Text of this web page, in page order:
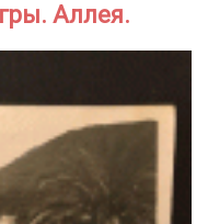
Аллея.